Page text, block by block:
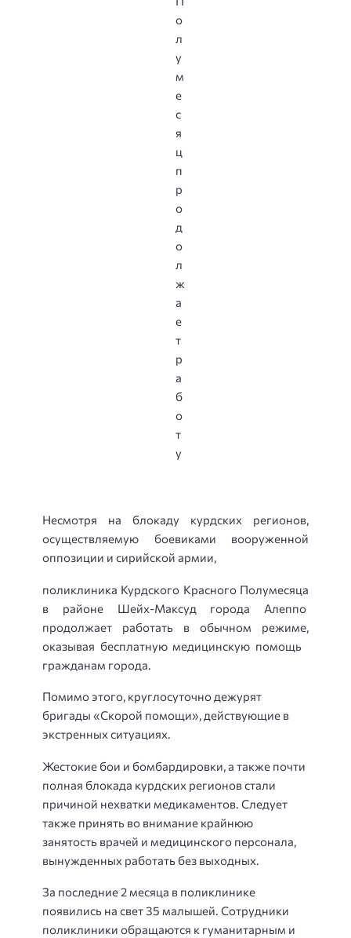
Несмотря на блокаду курдских регионов,
осуществляемую боевиками вооруженной
оппозиции и сирийской армии,
поликлиника Курдского Красного Полумесяца
в районе Шейх-Максуд города Алеппо
продолжает работать в обычном режиме,
оказывая бесплатную медицинскую помощь
гражданам города.
Помимо этого, круглосуточно дежурят
бригады «Скорой помощи», действующие в
экстренных ситуациях.
Жестокие бои и бомбардировки, а также почти
полная блокада курдских регионов стали
причиной нехватки медикаментов. Следует
также принять во внимание крайнюю
занятость врачей и медицинского персонала,
вынужденных работать без выходных.
За последние 2 месяца в поликлинике
появились на свет 35 малышей. Сотрудники
поликлиники обращаются к гуманитарным и